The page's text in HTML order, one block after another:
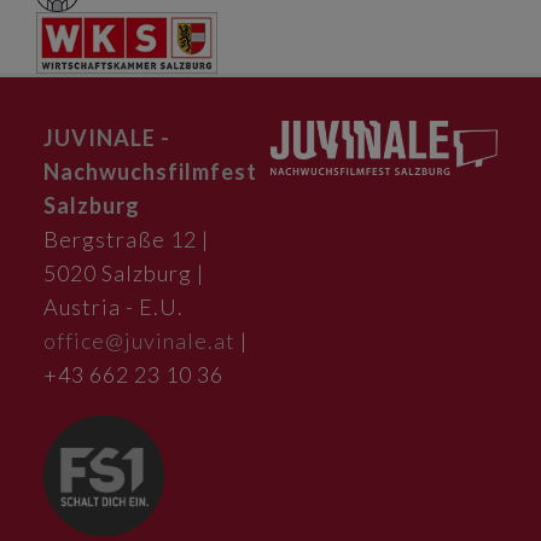
JUVINALE -
Nachwuchsfilmfest
Salzburg
Bergstraße 12 |
5020 Salzburg |
Austria - E.U.
office@juvinale.at |
+43 662 23 10 36